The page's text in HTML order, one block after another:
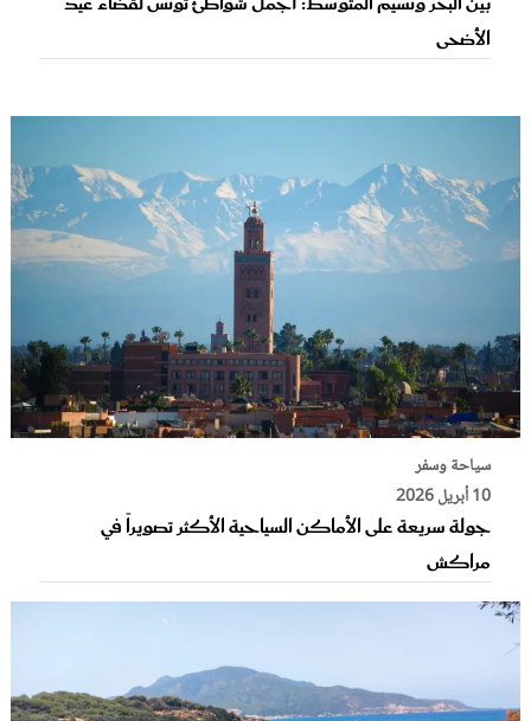
الأضحى
سياحة وسفر
10 أبريل 2026
جولة سريعة على الأماكن السياحية الأكثر تصويراً في
مراكش